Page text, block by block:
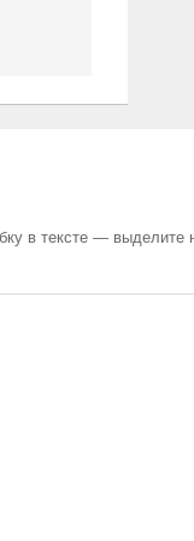
в тексте — выделите